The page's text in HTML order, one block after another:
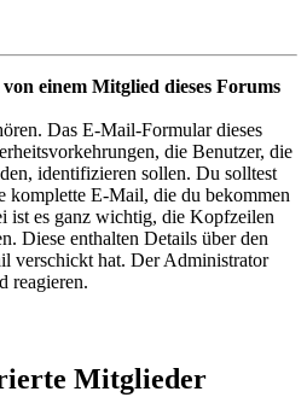
einem Mitglied dieses Forums
Das E-Mail-Formular dieses
die Benutzer, die
identifizieren sollen. Du solltest
komplette E-Mail, die du bekommen
ist es ganz wichtig, die Kopfzeilen
Diese enthalten Details über den
verschickt hat. Der Administrator
reagieren.
Mitglieder